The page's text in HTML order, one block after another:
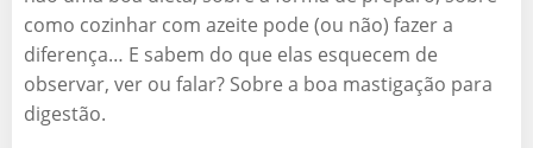
como cozinhar com azeite pode (ou não) fazer a
diferença… E sabem do que elas esquecem de
observar, ver ou falar? Sobre a boa mastigação para
digestão.